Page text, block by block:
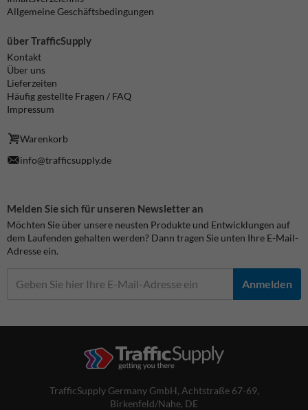
Allgemeine Geschäftsbedingungen
über TrafficSupply
Kontakt
Über uns
Lieferzeiten
Häufig gestellte Fragen / FAQ
Impressum
Warenkorb
info@trafficsupply.de
Melden Sie sich für unseren Newsletter an
Möchten Sie über unsere neusten Produkte und Entwicklungen auf
dem Laufenden gehalten werden? Dann tragen Sie unten Ihre E-Mail-
Adresse ein.
Anmelden
TrafficSupply Germany GmbH, Achtstraße 67-69,
Birkenfeld/Nahe, DE